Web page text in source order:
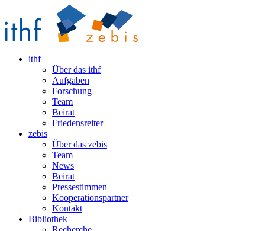
ithf
Über das ithf
Aufgaben
Forschung
Team
Beirat
Friedensreiter
zebis
Über das zebis
Team
News
Beirat
Pressestimmen
Kooperationspartner
Kontakt
Bibliothek